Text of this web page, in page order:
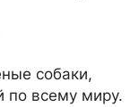
собаки,
по всему миру.